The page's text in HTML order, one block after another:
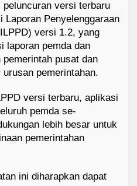
peluncuran versi terbaru
Penyelenggaraan
versi 1.2, yang
laporan pemda dan
pusat dan
pemerintahan.
versi terbaru, aplikasi
pemda se-
lebih besar untuk
pemerintahan
ini diharapkan dapat